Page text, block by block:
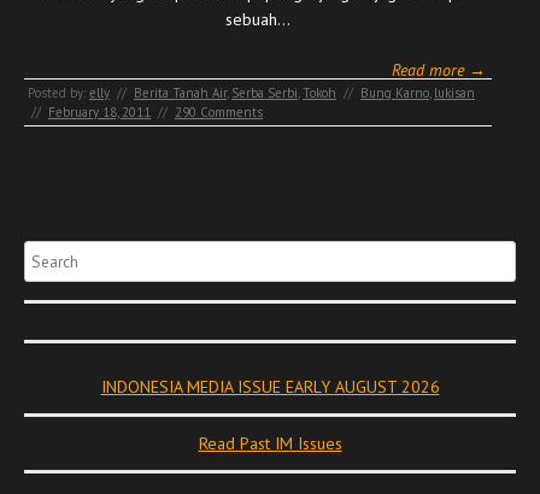
sebuah…
Read more →
Posted by: elly // Berita Tanah Air, Serba Serbi,Tokoh // Bung Karno, lukisan
// February 18, 2011 // 290 Comments
Search
INDONESIA MEDIA ISSUE EARLY AUGUST 2026
Read Past IM Issues